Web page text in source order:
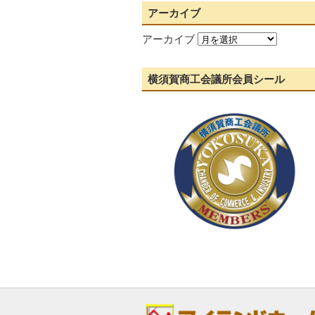
アーカイブ
アーカイブ
横須賀商工会議所会員シール